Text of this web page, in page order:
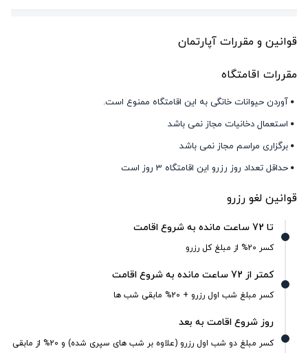
قوانین و مقررات آپارتمان
مقررات اقامتگاه
آوردن حیوانات خانگی به این اقامتگاه ممنوع است.
استعمال دخانیات مجاز نمی باشد
برگزاری مراسم مجاز نمی باشد
حداقل تعداد روز رزرو این اقامتگاه 3 روز است
قوانین لغو رزرو
تا 72 ساعت مانده به شروع اقامت
کسر 20% از مبلغ کل رزرو
کمتر از 72 ساعت مانده به شروع اقامت
کسر مبلغ شب اول رزرو + 20% مابقی شب ها
روز شروع اقامت به بعد
کسر مبلغ دو شب اول رزرو (علاوه بر شب های سپری شده) و 20% از مابقی